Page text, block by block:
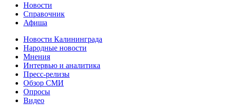
Новости
Справочник
Афиша
Новости Калининграда
Народные новости
Мнения
Интервью и аналитика
Пресс-релизы
Обзор СМИ
Опросы
Видео